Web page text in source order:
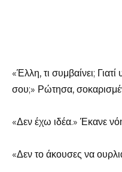
«Έλλη, τι συμβαίνει;
σου;» Ρώτησα,
«Δεν έχω ιδέα.» Έκανε
«Δεν το άκουσες να